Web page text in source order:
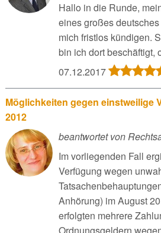
Hallo in die Runde,
eines großes
mich fristlos kündigen.
bin ich dort beschäftigt,
07.12.2017
Möglichkeiten gegen einstweilige
2012
beantwortet von
Im vorliegenden Fall
Verfügung wegen
Anhörung) im August
erfolgten mehrere